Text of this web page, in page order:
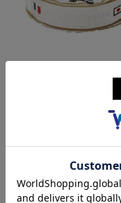
BRIGITTE TANAKA ＜ブリ
タナカ＞ オーガンジー素材
¥8,800